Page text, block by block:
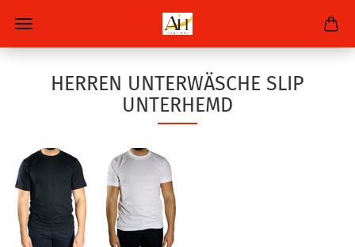
HERREN UNTERWÄSCHE SLIP
UNTERHEMD